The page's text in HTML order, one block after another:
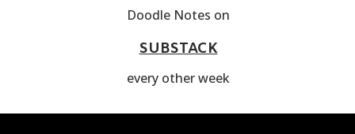
Doodle Notes on
SUBSTACK
every other week